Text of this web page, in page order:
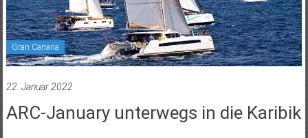
Gran Canaria
22. Januar 2022
ARC-January unterwegs in die Karibik